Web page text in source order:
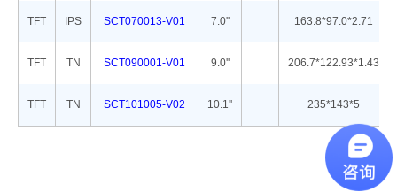
TFT IPS SCT070013-V01 7.0'' 163.8*97.0*2.71
TFT TN SCT090001-V01 9.0'' 206.7*122.93*1.43
TFT TN SCT101005-V02 10.1'' 235*143*5